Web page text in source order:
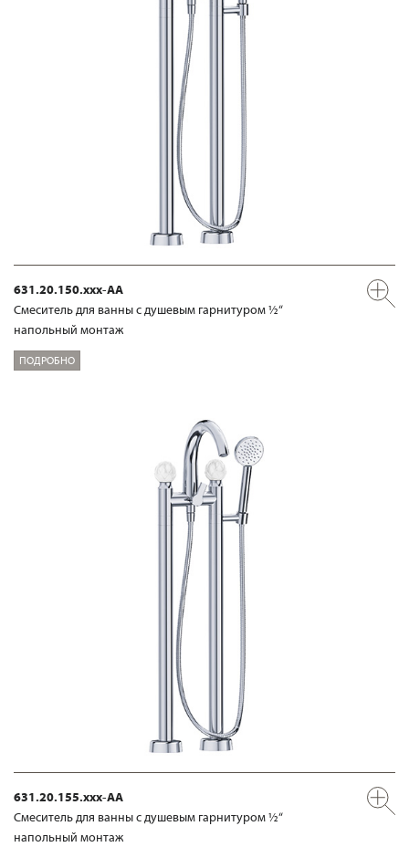
631.20.150.xxx-AA
Смеситель для ванны с душевым гарнитуром ½“
напольный монтаж
ПОДРОБНО
631.20.155.xxx-AA
Смеситель для ванны с душевым гарнитуром ½“
напольный монтаж